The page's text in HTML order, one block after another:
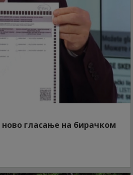
гласање на бирачком